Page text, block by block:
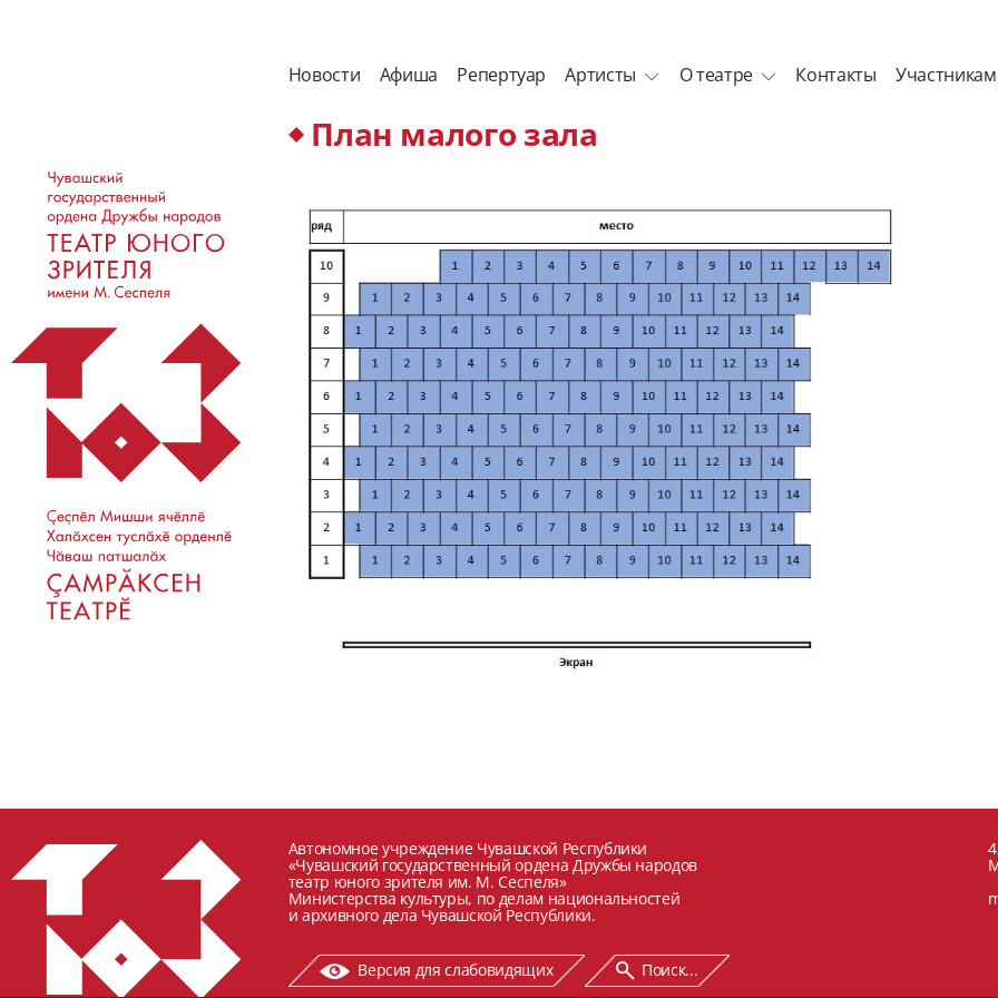
Новости Афиша Репертуар Артисты О театре Контакты
План малого зала
Автономное учреждение Чувашской Республики
«Чувашский государственный ордена Дружбы народов
театр юного зрителя им. М. Сеспеля»
Министерства культуры, по делам национальностей
и архивного дела Чувашской Республики.
Версия для слабовидящих Поиск...